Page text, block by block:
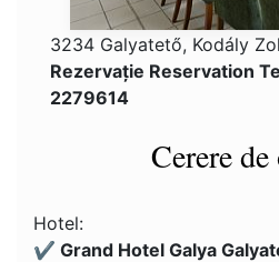
3234 Galyatető, Kodály
Rezervaţie Reservation
2279614
Cerere
Hotel:
✔️ Grand Hotel Galya